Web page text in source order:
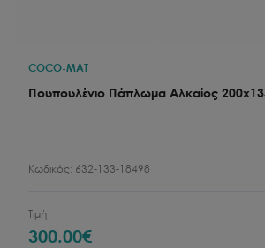
COCO-MAT
Πουπουλένιο Πάπλωμα Αλκαίος
Κωδικός: 632-133-18498
Τιμή
300.00€